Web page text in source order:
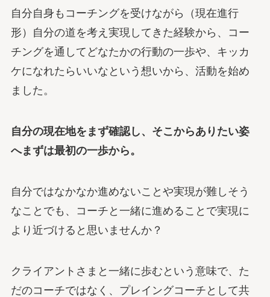
自分自身もコーチングを受けながら（現在進行
形）自分の道を考え実現してきた経験から、コー
チングを通してどなたかの行動の一歩や、キッカ
ケになれたらいいなという想いから、活動を始め
ました。
自分の現在地をまず確認し、そこからありたい姿
へまずは最初の一歩から。
自分ではなかなか進めないことや実現が難しそう
なことでも、コーチと一緒に進めることで実現に
より近づけると思いませんか？
クライアントさまと一緒に歩むという意味で、た
だのコーチではなく、プレイングコーチとして共